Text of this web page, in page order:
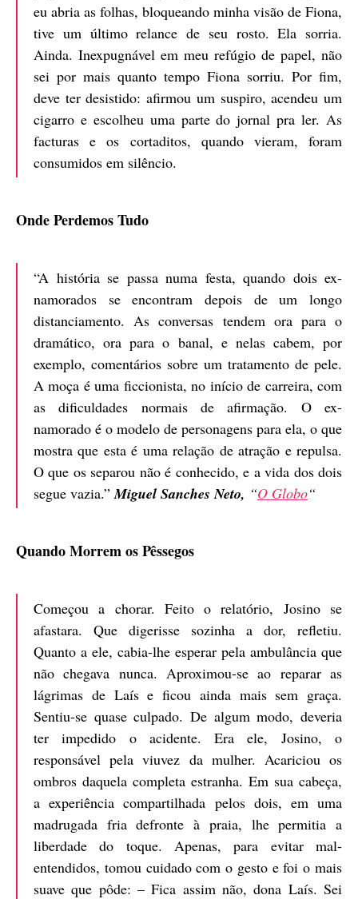
eu abria as folhas, bloqueando minha visão de Fiona,
tive um último relance de seu rosto. Ela sorria.
Ainda. Inexpugnável em meu refúgio de papel, não
sei por mais quanto tempo Fiona sorriu. Por fim,
deve ter desistido: afirmou um suspiro, acendeu um
cigarro e escolheu uma parte do jornal pra ler. As
facturas e os cortaditos, quando vieram, foram
consumidos em silêncio.
Onde Perdemos Tudo
“A história se passa numa festa, quando dois ex-
namorados se encontram depois de um longo
distanciamento. As conversas tendem ora para o
dramático, ora para o banal, e nelas cabem, por
exemplo, comentários sobre um tratamento de pele.
A moça é uma ficcionista, no início de carreira, com
as dificuldades normais de afirmação. O ex-
namorado é o modelo de personagens para ela, o que
mostra que esta é uma relação de atração e repulsa.
O que os separou não é conhecido, e a vida dos dois
segue vazia.”Miguel Sanches Neto, “O Globo“
Quando Morrem os Pêssegos
Começou a chorar. Feito o relatório, Josino se
afastara. Que digerisse sozinha a dor, refletiu.
Quanto a ele, cabia-lhe esperar pela ambulância que
não chegava nunca. Aproximou-se ao reparar as
lágrimas de Laís e ficou ainda mais sem graça.
Sentiu-se quase culpado. De algum modo, deveria
ter impedido o acidente. Era ele, Josino, o
responsável pela viuvez da mulher. Acariciou os
ombros daquela completa estranha. Em sua cabeça,
a experiência compartilhada pelos dois, em uma
madrugada fria defronte à praia, lhe permitia a
liberdade do toque. Apenas, para evitar mal-
entendidos, tomou cuidado com o gesto e foi o mais
suave que pôde: – Fica assim não, dona Laís. Sei